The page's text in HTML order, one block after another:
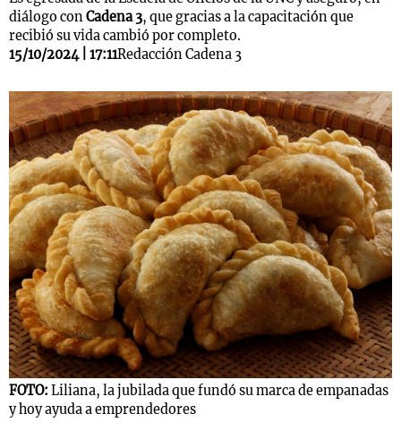
diálogo conCadena 3, que gracias a la capacitación que
recibió su vida cambió por completo.
15/10/2024 | 17:11Redacción Cadena 3
FOTO: Liliana, la jubilada que fundó su marca de empanadas
y hoy ayuda a emprendedores
Notas
Mundial 2026
Notas
La Sole en
Cadena 3